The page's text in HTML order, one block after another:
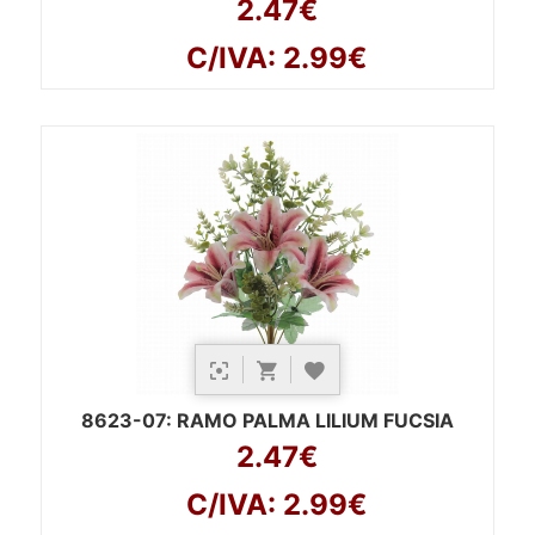
2.47€
C/IVA: 2.99€
8623-07: RAMO PALMA LILIUM FUCSIA
2.47€
C/IVA: 2.99€